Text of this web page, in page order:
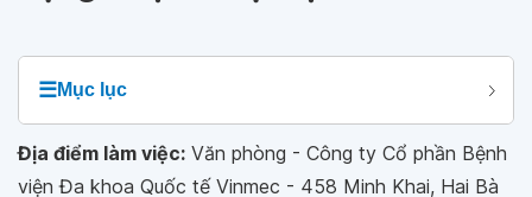
☰Mục lục
Địa điểm làm việc: Văn phòng - Công ty Cổ phần Bệnh
viện Đa khoa Quốc tế Vinmec - 458 Minh Khai, Hai Bà